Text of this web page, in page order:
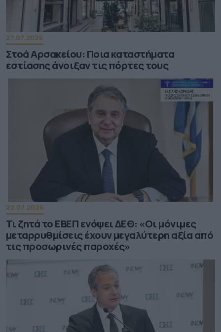
27.07.2026
Στοά Αρσακείου: Ποια καταστήματα
εστίασης άνοιξαν τις πόρτες τους
22.07.2026
Τι ζητά το ΕΒΕΠ ενόψει ΔΕΘ: «Οι μόνιμες
μεταρρυθμίσεις έχουν μεγαλύτερη αξία από
τις προσωρινές παροχές»